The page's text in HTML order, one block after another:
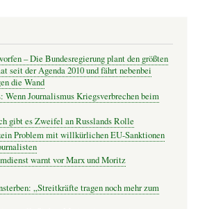
– Die Bundesregierung plant den größten
seit der Agenda 2010 und fährt nebenbei
die Wand
Wenn Journalismus Kriegsverbrechen beim
gibt es Zweifel an Russlands Rolle
Problem mit willkürlichen EU-Sanktionen
warnt vor Marx und Moritz
„Streitkräfte tragen noch mehr zum